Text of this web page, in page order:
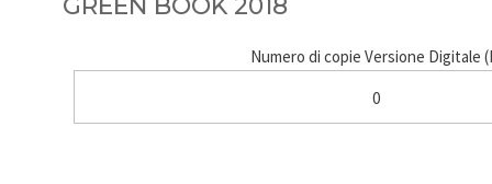
GREEN BOOK 2018
Numero di copie Versione Digitale
0